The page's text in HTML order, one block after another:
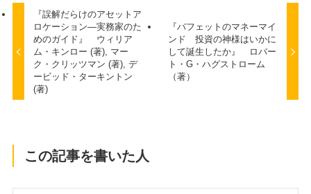
『誤解だらけのアセットア
ロケーション―実務家のた
めのガイド』 ウィリア
ム・キンロー (著), マー
ク・クリッツマン (著), デ
ービッド・ターキントン
(著)
『バフェットのマネーマイ
ンド 投資の神様はいかに
して誕生したか』 ロバー
ト・G・ハグストローム
（著）
この記事を書いた人